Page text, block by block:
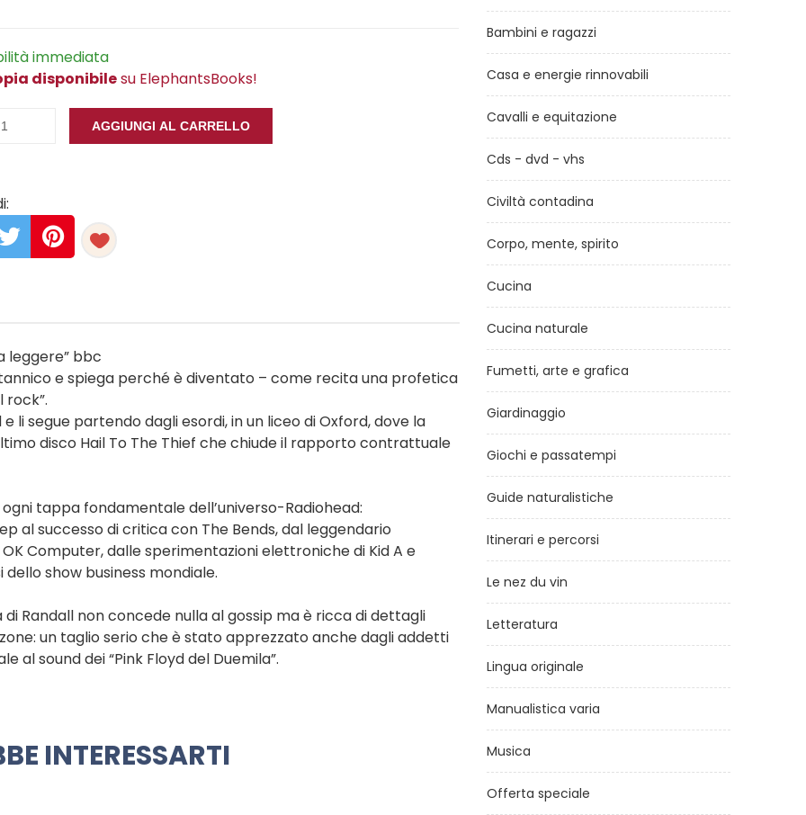
immediata
disponibilesu ElephantsBooks!
AGGIUNGI AL CARRELLO
leggere” bbc
e spiega perché è diventato – come recita una profetica
rock”.
li segue partendo dagli esordi, in un liceo di Oxford, dove la
disco Hail To The Thief che chiude il rapporto contrattuale
tappa fondamentale dell’universo-Radiohead:
al successo di critica con The Bends, dal leggendario
Computer, dalle sperimentazioni elettroniche di Kid A e
show business mondiale.
Randall non concede nulla al gossip ma è ricca di dettagli
un taglio serio che è stato apprezzato anche dagli addetti
al sound dei “Pink Floyd del Duemila”.
INTERESSARTI
Bambini e ragazzi
Casa e energie rinnovabili
Cavalli e equitazione
Cds - dvd - vhs
Civiltà contadina
Corpo, mente, spirito
Cucina
Cucina naturale
Fumetti, arte e grafica
Giardinaggio
Giochi e passatempi
Guide naturalistiche
Itinerari e percorsi
Le nez du vin
Letteratura
Lingua originale
Manualistica varia
Musica
Offerta speciale